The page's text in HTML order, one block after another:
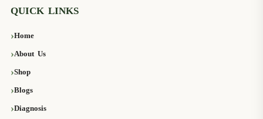
QUICK LINKS
Home
About Us
Shop
Blogs
Diagnosis